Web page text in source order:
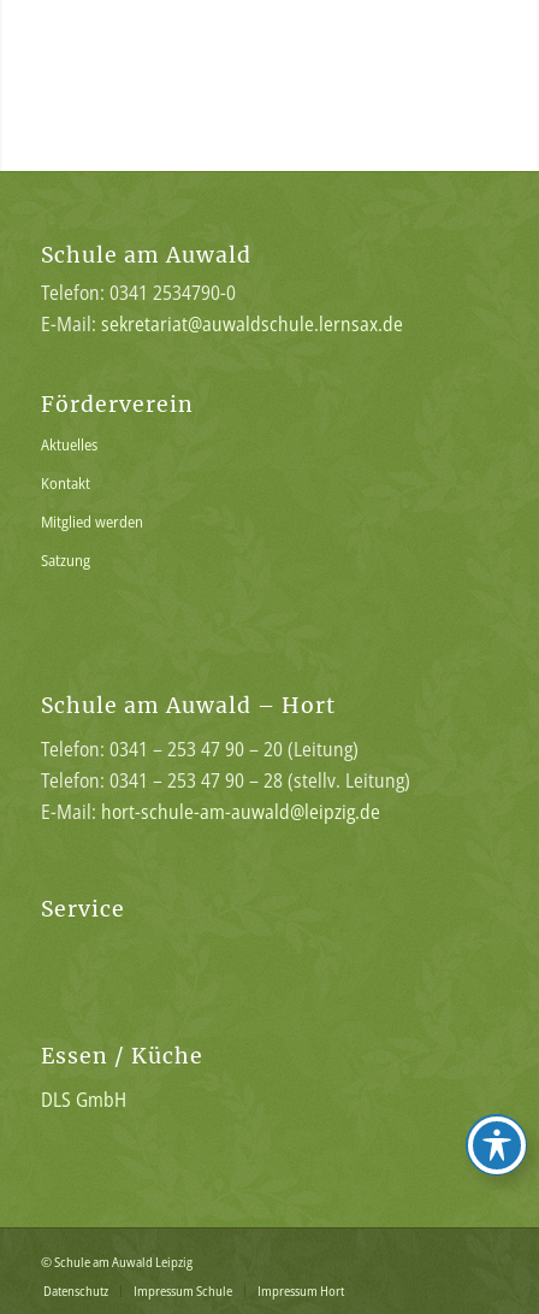
Schule am Auwald
Telefon: 0341 2534790-0
E-Mail: sekretariat@auwaldschule.lernsax.de
Förderverein
Aktuelles
Kontakt
Mitglied werden
Satzung
Schule am Auwald – Hort
Telefon: 0341 – 253 47 90 – 20 (Leitung)
Telefon: 0341 – 253 47 90 – 28 (stellv. Leitung)
E-Mail: hort-schule-am-auwald@leipzig.de
Service
Essen / Küche
DLS GmbH
© Schule am Auwald Leipzig
Datenschutz
Impressum Schule Impressum Hort